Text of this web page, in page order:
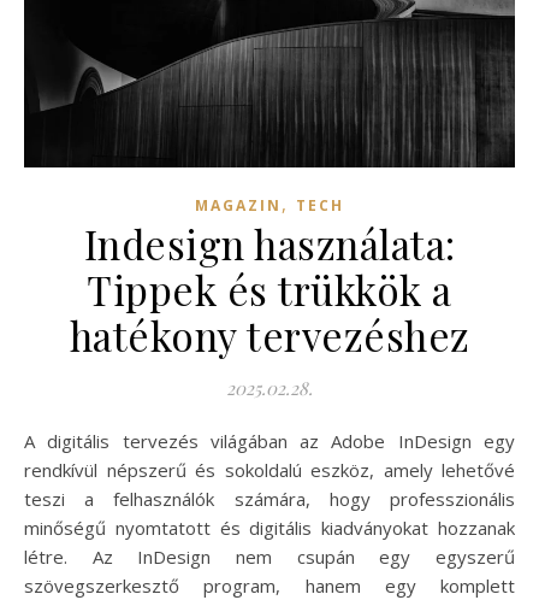
MAGAZIN , TECH
Indesign használata:
Tippek és trükkök a
hatékony tervezéshez
2025.02.28.
A digitális tervezés világában az Adobe InDesign egy
rendkívül népszerű és sokoldalú eszköz, amely lehetővé
teszi a felhasználók számára, hogy professzionális
minőségű nyomtatott és digitális kiadványokat hozzanak
létre. Az InDesign nem csupán egy egyszerű
szövegszerkesztő program, hanem egy komplett